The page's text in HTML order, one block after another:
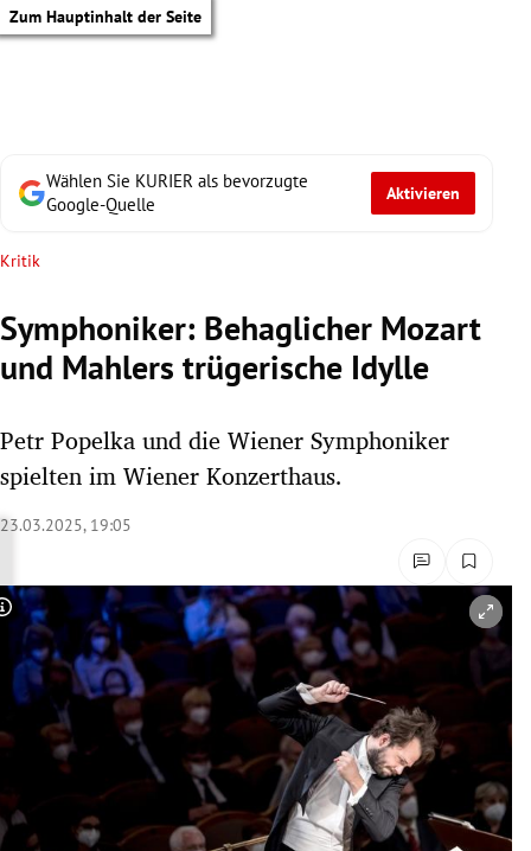
Zum Hauptinhalt der Seite
Untermenü
Untermenü
Untermenü
Untermenü
Wählen Sie KURIER als bevorzugte
Google-Quelle
Aktivieren
Kritik
Symphoniker: Behaglicher Mozart
und Mahlers trügerische Idylle
Petr Popelka und die Wiener Symphoniker
spielten im Wiener Konzerthaus.
23.03.2025, 19:05
Copyright-Hinweis öffnen/schließen